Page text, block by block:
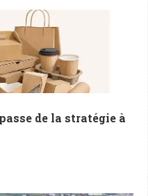
de la stratégie à